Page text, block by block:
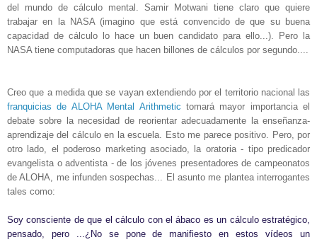
del mundo de cálculo mental. Samir Motwani tiene claro que quiere
trabajar en la NASA (imagino que está convencido de que su buena
capacidad de cálculo lo hace un buen candidato para ello...). Pero la
NASA tiene computadoras que hacen billones de cálculos por segundo....
Creo que a medida que se vayan extendiendo por el territorio nacional las
franquicias de ALOHA Mental Arithmetic tomará mayor importancia el
debate sobre la necesidad de reorientar adecuadamente la enseñanza-
aprendizaje del cálculo en la escuela. Esto me parece positivo. Pero, por
otro lado, el poderoso marketing asociado, la oratoria - tipo predicador
evangelista o adventista - de los jóvenes presentadores de campeonatos
de ALOHA, me infunden sospechas... El asunto me plantea interrogantes
tales como:
Soy consciente de que el cálculo con el ábaco es un cálculo estratégico,
pensado, pero ...¿No se pone de manifiesto en estos vídeos un